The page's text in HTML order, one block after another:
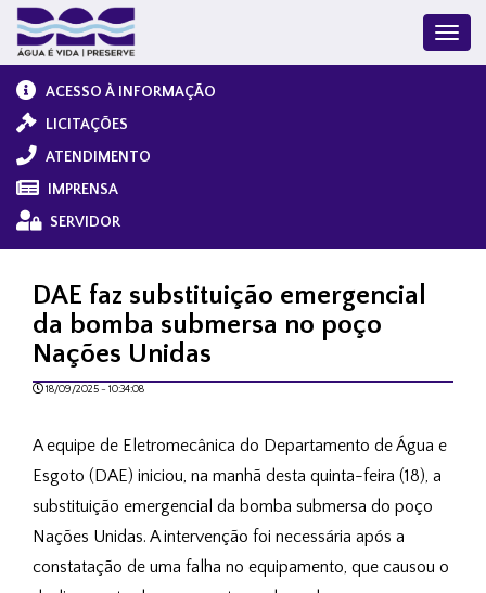
ACESSO À INFORMAÇÃO
LICITAÇÕES
ATENDIMENTO
IMPRENSA
SERVIDOR
DAE faz substituição emergencial
da bomba submersa no poço
Nações Unidas
18/09/2025 - 10:34:08
A equipe de Eletromecânica do Departamento de Água e
Esgoto (DAE) iniciou, na manhã desta quinta-feira (18), a
substituição emergencial da bomba submersa do poço
Nações Unidas. A intervenção foi necessária após a
constatação de uma falha no equipamento, que causou o